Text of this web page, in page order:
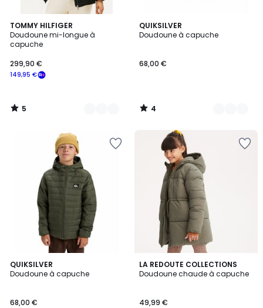
TOMMY HILFIGER
Doudoune mi-longue à
capuche
149,95 €
299,90 €
5
/
5
2
Couleurs
5
/
QUIKSILVER
Doudoune à capuche
68,00 €
4
/
3
Couleurs
4
/
QUIKSILVER
Doudoune à capuche
68,00 €
4
/
LA REDOUTE COLLECTIONS
Doudoune chaude à capuche
49,99 €
4,4
/ 5